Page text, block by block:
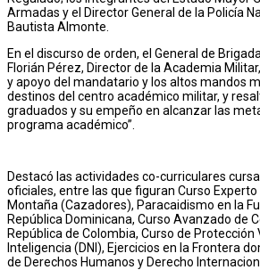
Armadas y el Director General de la Policía
Bautista Almonte.
En el discurso de orden, el General de
Florián Pérez, Director de la Academia
y apoyo del mandatario y los altos mandos
destinos del centro académico militar, y
graduados y su empeño en alcanzar las
programa académico”.
Destacó las actividades co-curriculares
oficiales, entre las que figuran Curso
Montaña (Cazadores), Paracaidismo en la
República Dominicana, Curso Avanzado de
República de Colombia, Curso de Protección
Inteligencia (DNI), Ejercicios en la Frontera
de Derechos Humanos y Derecho